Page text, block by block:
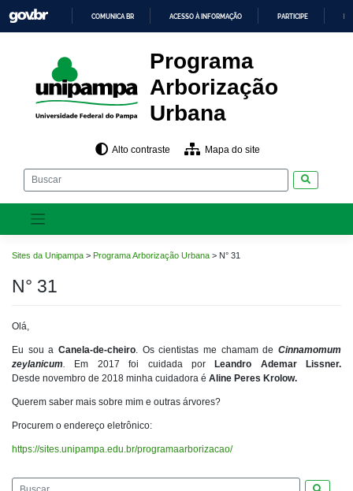
para
o
O
CONTEÚDO
COMUNICA BR ACESSO À INFORMAÇÃO PARTICIPE
Programa
Arborização
Urbana
Alto contraste Mapa do site
Sites da Unipampa > Programa Arborização Urbana > N° 31
N° 31
Olá,
Eu sou a Canela-de-cheiro. Os cientistas me chamam de Cinnamomum
zeylanicum. Em 2017 foi cuidada por
Leandro Ademar Lissner.
Desde novembro de 2018 minha cuidadora é Aline Peres Krolow.
Querem saber mais sobre mim e outras árvores?
Procurem o endereço eletrônico:
https://sites.unipampa.edu.br/programaarborizacao/